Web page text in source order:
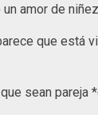
amor de
que está
sean pareja